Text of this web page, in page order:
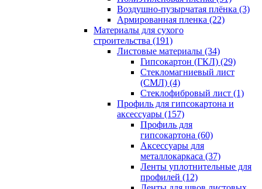
Воздушно-пузырчатая плёнка (3)
Армированная пленка (22)
Материалы для сухого
строительства (191)
Листовые материалы (34)
Гипсокартон (ГКЛ) (29)
Стекломагниевый лист
(СМЛ) (4)
Cтеклофибровый лист (1)
Профиль для гипсокартона и
аксессуары (157)
Профиль для
гипсокартона (60)
Аксессуары для
металлокаркаса (37)
Ленты уплотнительные для
профилей (12)